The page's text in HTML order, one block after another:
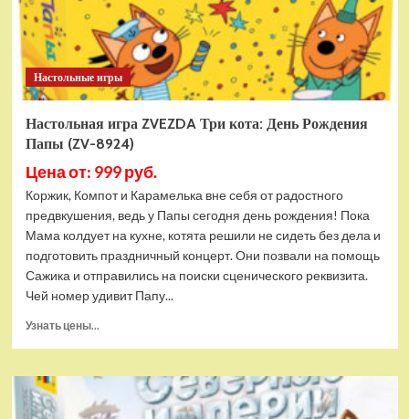
G63-
K999KK-
BLACK-
GLANEC)
черный
глянец
Настольные игры
Настольная игра ZVEZDA Три кота: День Рождения
Папы (ZV-8924)
Цена от: 999 руб.
Коржик, Компот и Карамелька вне себя от радостного
предвкушения, ведь у Папы сегодня день рождения! Пока
Мама колдует на кухне, котята решили не сидеть без дела и
подготовить праздничный концерт. Они позвали на помощь
Сажика и отправились на поиски сценического реквизита.
Чей номер удивит Папу...
Узнать цены...
Настольная
ZVEZDA